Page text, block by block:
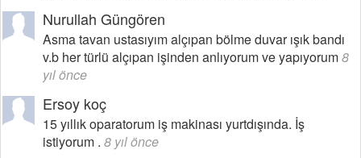
Nurullah Güngören
Asma tavan ustasıyım alçıpan bölme duvar ışık bandı
v.b her türlü alçıpan işinden anlıyorum ve yapıyorum8
yıl önce
Ersoy koç
15 yıllık oparatorum iş makinası yurtdışında. İş
istiyorum . 8 yıl önce